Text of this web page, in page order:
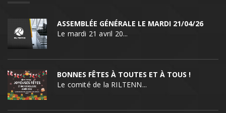
ASSEMBLÉE GÉNÉRALE LE MARDI 21/04/26
Le mardi 21 avril 20...
BONNES FÊTES À TOUTES ET À TOUS !
Le comité de la RILTENN...